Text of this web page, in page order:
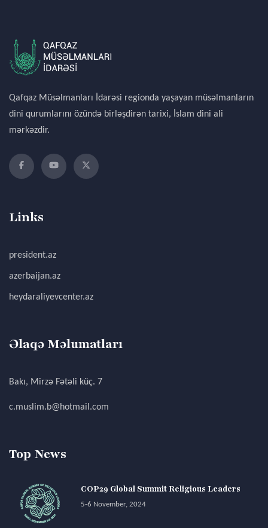
Qafqaz Müsəlmanları İdarəsi regionda yaşayan müsəlmanların
dini qurumlarını özündə birləşdirən tarixi, İslam dini ali
mərkəzdir.
Links
president.az
azerbaijan.az
heydaraliyevcenter.az
Əlaqə Məlumatları
Bakı, Mirzə Fətəli küç. 7
c.muslim.b@hotmail.com
Top News
COP29 Global Summit Religious Leaders
5-6 November, 2024